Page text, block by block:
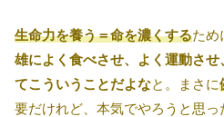
生命力を養う＝命を濃くするため
雄によく食べさせ、よく運動させ
てこういうことだよなと。まさに
要だけれど、本気でやろうと思